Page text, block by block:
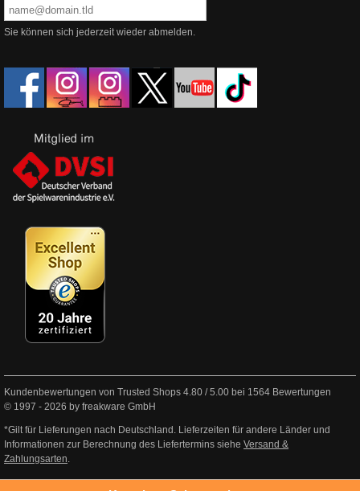
Sie können sich jederzeit wieder abmelden.
Kundenbewertungen von Trusted Shops 4.80 /5.00 bei 1564 Bewertungen
© 1997 - 2026 by freakware GmbH
*Gilt für Lieferungen nach Deutschland. Lieferzeiten für andere Länder und
Informationen zur Berechnung des Liefertermins siehe Versand &
Zahlungsarten.